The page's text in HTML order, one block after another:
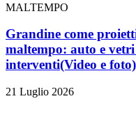
MALTEMPO
Grandine come
maltempo: auto e
interventi(Video e foto)
21 Luglio 2026